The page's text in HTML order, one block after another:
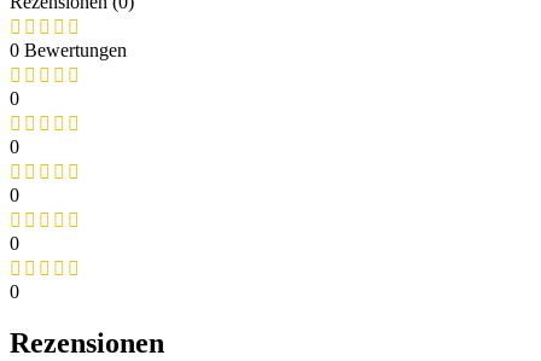
0 Bewertungen
0
0
0
0
0
Rezensionen